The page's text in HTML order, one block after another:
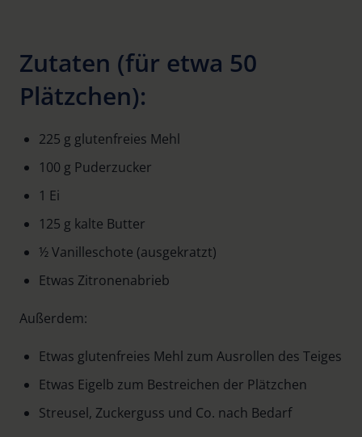
Zutaten (für etwa 50
Plätzchen):
225 g glutenfreies Mehl
100 g Puderzucker
1 Ei
125 g kalte Butter
½ Vanilleschote (ausgekratzt)
Etwas Zitronenabrieb
Außerdem:
Etwas glutenfreies Mehl zum Ausrollen des Teiges
Etwas Eigelb zum Bestreichen der Plätzchen
Streusel, Zuckerguss und Co. nach Bedarf